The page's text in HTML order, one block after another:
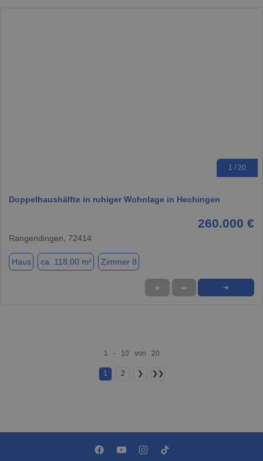
1 / 20
Doppelhaushälfte in ruhiger Wohnlage in Hechingen
260.000 €
Rangendingen, 72414
Haus ca. 118,00 m² Zimmer 8
★ ➦ ➜
1 - 10 von 20
1 2 ❯ ❯❯